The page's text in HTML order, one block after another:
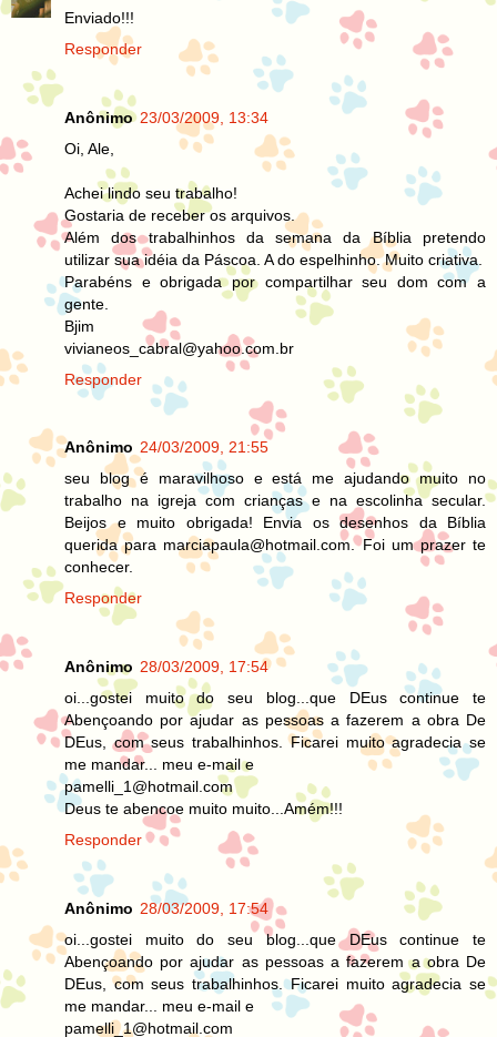
Enviado!!!
Responder
Anônimo 23/03/2009, 13:34
Oi, Ale,
Achei lindo seu trabalho!
Gostaria de receber os arquivos.
Além dos trabalhinhos da semana da Bíblia pretendo
utilizar sua idéia da Páscoa. A do espelhinho. Muito criativa.
Parabéns e obrigada por compartilhar seu dom com a
gente.
Bjim
vivianeos_cabral@yahoo.com.br
Responder
Anônimo 24/03/2009, 21:55
seu blog é maravilhoso e está me ajudando muito no
trabalho na igreja com crianças e na escolinha secular.
Beijos e muito obrigada! Envia os desenhos da Bíblia
querida para marciapaula@hotmail.com. Foi um prazer te
conhecer.
Responder
Anônimo 28/03/2009, 17:54
oi...gostei muito do seu blog...que DEus continue te
Abençoando por ajudar as pessoas a fazerem a obra De
DEus, com seus trabalhinhos. Ficarei muito agradecia se
me mandar... meu e-mail e
pamelli_1@hotmail.com
Deus te abencoe muito muito...Amém!!!
Responder
Anônimo 28/03/2009, 17:54
oi...gostei muito do seu blog...que DEus continue te
Abençoando por ajudar as pessoas a fazerem a obra De
DEus, com seus trabalhinhos. Ficarei muito agradecia se
me mandar... meu e-mail e
pamelli_1@hotmail.com